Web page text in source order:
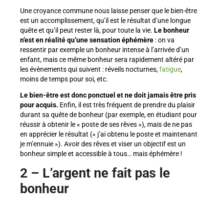
Une croyance commune nous laisse penser que le bien-être
est un accomplissement, qu’il est le résultat d’une longue
quête et qu’il peut rester là, pour toute la vie. Le bonheur
n’est en réalité qu’une sensation éphémère: on va
ressentir par exemple un bonheur intense à l’arrivée d’un
enfant, mais ce même bonheur sera rapidement altéré par
les évènements qui suivent : réveils nocturnes,fatigue,
moins de temps pour soi, etc.
Le bien-être est donc ponctuel et ne doit jamais être pris
pour acquis. Enfin, il est très fréquent de prendre du plaisir
durant sa quête de bonheur (par exemple, en étudiant pour
réussir à obtenir le « poste de ses rêves »), mais de ne pas
en apprécier le résultat (« j’ai obtenu le poste et maintenant
je m’ennuie »). Avoir des rêves et viser un objectif est un
bonheur simple et accessible à tous… mais éphémère !
2 – L’argent ne fait pas le
bonheur